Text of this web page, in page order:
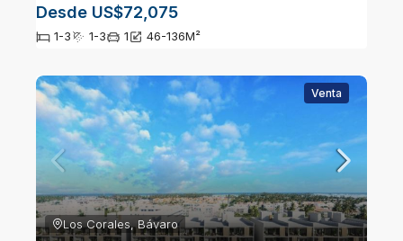
Desde US$72,075
1-3 1-3 1 46-136M²
Venta
Los Corales, Bávaro